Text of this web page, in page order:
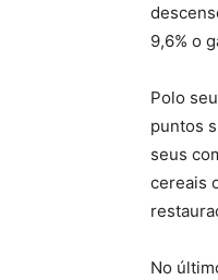
9,6% o
Polo
puntos
seus
cereais
No